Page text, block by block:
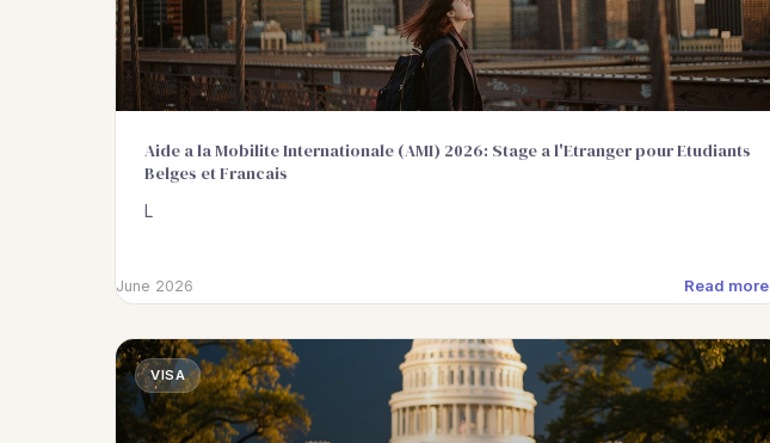
Aide a la Mobilite Internationale (AMI) 2026: Stage a l'Etranger pour Etudiants
Belges et Francais
L
June 2026 Read more
VISA